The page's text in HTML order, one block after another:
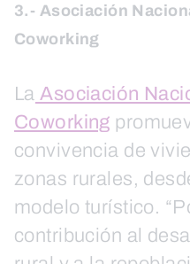
3.- Asociación
Coworking
La Asociación
Coworking
convivencia de
zonas rurales,
modelo turístico.
contribución al